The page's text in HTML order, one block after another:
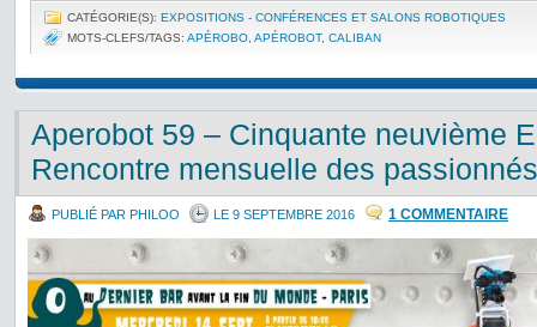
CATÉGORIE(S): EXPOSITIONS - CONFÉRENCES ET SALONS ROBOTIQUES
MOTS-CLEFS/TAGS: APÉROBO APÉROBOT, CALIBAN
Aperobot 59 – Cinquante neuvième
Rencontre mensuelle des
PUBLIÉ PAR PHILOO LE 9 SEPTEMBRE 2016 1 COMMENTAIRE